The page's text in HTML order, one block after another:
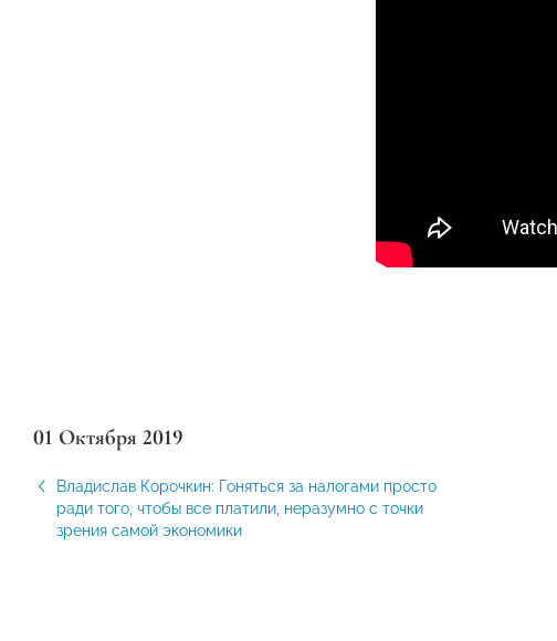
01 Октября 2019
Владислав Корочкин: Гоняться за налогами просто
ради того, чтобы все платили, неразумно с точки
зрения самой экономики